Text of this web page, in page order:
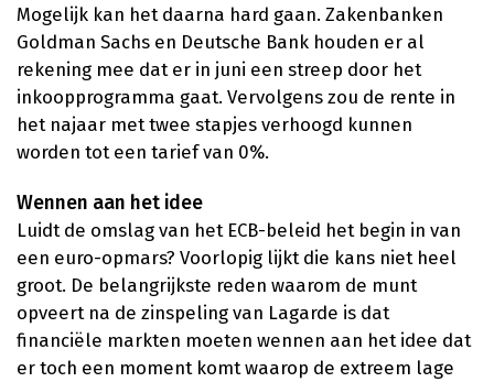
Mogelijk kan het daarna hard gaan. Zakenbanken
Goldman Sachs en Deutsche Bank houden er al
rekening mee dat er in juni een streep door het
inkoopprogramma gaat. Vervolgens zou de rente in
het najaar met twee stapjes verhoogd kunnen
worden tot een tarief van 0%.
Wennen aan het idee
Luidt de omslag van het ECB-beleid het begin in van
een euro-opmars? Voorlopig lijkt die kans niet heel
groot. De belangrijkste reden waarom de munt
opveert na de zinspeling van Lagarde is dat
financiële markten moeten wennen aan het idee dat
er toch een moment komt waarop de extreem lage